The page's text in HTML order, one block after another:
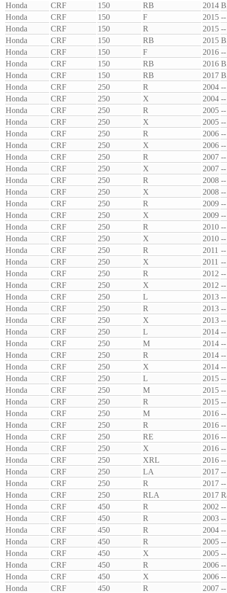
Honda
CRF 150 RB 2014
Honda
CRF 150 F 2015 --
Honda
CRF 150 R 2015 --
Honda
CRF 150 RB 2015
Honda
CRF 150 F 2016 --
Honda
CRF 150 RB 2016
Honda
CRF 150 RB 2017
Honda
CRF 250 R 2004 --
Honda
CRF 250 X 2004 --
Honda
CRF 250 R 2005 --
Honda
CRF 250 X 2005 --
Honda
CRF 250 R 2006 --
Honda
CRF 250 X 2006 --
Honda
CRF 250 R 2007 --
Honda
CRF 250 X 2007 --
Honda
CRF 250 R 2008 --
Honda
CRF 250 X 2008 --
Honda
CRF 250 R 2009 --
Honda
CRF 250 X 2009 --
Honda
CRF 250 R 2010 --
Honda
CRF 250 X 2010 --
Honda
CRF 250 R 2011 --
Honda
CRF 250 X 2011 --
Honda
CRF 250 R 2012 --
Honda
CRF 250 X 2012 --
Honda
CRF 250 L 2013 --
Honda
CRF 250 R 2013 --
Honda
CRF 250 X 2013 --
Honda
CRF 250 L 2014 --
Honda
CRF 250 M 2014 --
Honda
CRF 250 R 2014 --
Honda
CRF 250 X 2014 --
Honda
CRF 250 L 2015 --
Honda
CRF 250 M 2015 --
Honda
CRF 250 R 2015 --
Honda
CRF 250 M 2016 --
Honda
CRF 250 R 2016 --
Honda
CRF 250 RE 2016 --
Honda
CRF 250 X 2016 --
Honda
CRF 250 XRL 2016 --
Honda
CRF 250 LA 2017 --
Honda
CRF 250 R 2017 --
Honda
CRF 250 RLA 2017
Honda
CRF 450 R 2002 --
Honda
CRF 450 R 2003 --
Honda
CRF 450 R 2004 --
Honda
CRF 450 R 2005 --
Honda
CRF 450 X 2005 --
Honda
CRF 450 R 2006 --
Honda
CRF 450 X 2006 --
Honda
CRF 450 R 2007 --